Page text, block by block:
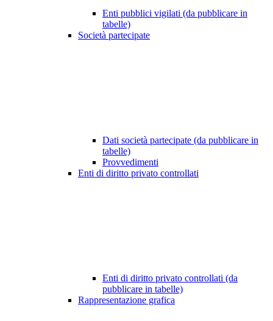
Enti pubblici vigilati (da pubblicare in
tabelle)
Società partecipate
Dati società partecipate (da pubblicare in
tabelle)
Provvedimenti
Enti di diritto privato controllati
Enti di diritto privato controllati (da
pubblicare in tabelle)
Rappresentazione grafica